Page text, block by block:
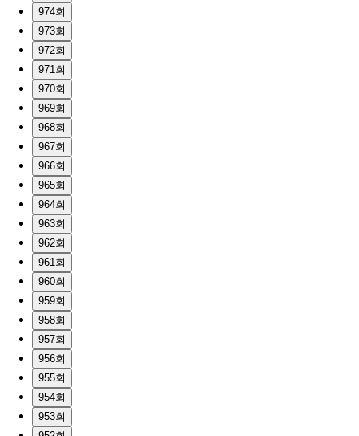
974회
973회
972회
971회
970회
969회
968회
967회
966회
965회
964회
963회
962회
961회
960회
959회
958회
957회
956회
955회
954회
953회